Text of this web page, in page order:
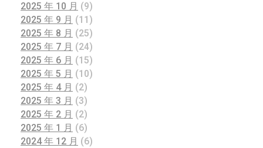
2025 年 10 月 (9)
2025 年 9 月 (11)
2025 年 8 月 (25)
2025 年 7 月 (24)
2025 年 6 月 (15)
2025 年 5 月 (10)
2025 年 4 月 (2)
2025 年 3 月 (3)
2025 年 2 月 (2)
2025 年 1 月 (6)
2024 年 12 月 (6)